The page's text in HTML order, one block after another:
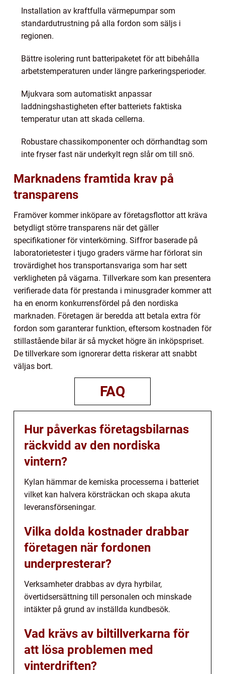
Installation av kraftfulla värmepumpar som
standardutrustning på alla fordon som säljs i
regionen.
Bättre isolering runt batteripaketet för att bibehålla
arbetstemperaturen under längre parkeringsperioder.
Mjukvara som automatiskt anpassar
laddningshastigheten efter batteriets faktiska
temperatur utan att skada cellerna.
Robustare chassikomponenter och dörrhandtag som
inte fryser fast när underkylt regn slår om till snö.
Marknadens framtida krav på
transparens
Framöver kommer inköpare av företagsflottor att kräva
betydligt större transparens när det gäller
specifikationer för vinterkörning. Siffror baserade på
laboratorietester i tjugo graders värme har förlorat sin
trovärdighet hos transportansvariga som har sett
verkligheten på vägarna. Tillverkare som kan presentera
verifierade data för prestanda i minusgrader kommer att
ha en enorm konkurrensfördel på den nordiska
marknaden. Företagen är beredda att betala extra för
fordon som garanterar funktion, eftersom kostnaden för
stillastående bilar är så mycket högre än inköpspriset.
De tillverkare som ignorerar detta riskerar att snabbt
väljas bort.
FAQ
Hur påverkas företagsbilarnas
räckvidd av den nordiska
vintern?
Kylan hämmar de kemiska processerna i batteriet
vilket kan halvera körsträckan och skapa akuta
leveransförseningar.
Vilka dolda kostnader drabbar
företagen när fordonen
underpresterar?
Verksamheter drabbas av dyra hyrbilar,
övertidsersättning till personalen och minskade
intäkter på grund av inställda kundbesök.
Vad krävs av biltillverkarna för
att lösa problemen med
vinterdriften?